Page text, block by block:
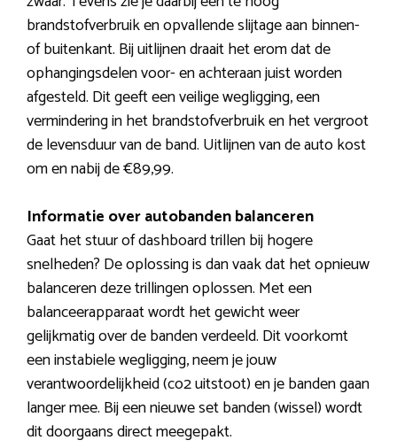
brandstofverbruik en opvallende slijtage aan binnen-
of buitenkant. Bij uitlijnen draait het erom dat de
ophangingsdelen voor- en achteraan juist worden
afgesteld. Dit geeft een veilige wegligging, een
vermindering in het brandstofverbruik en het vergroot
de levensduur van de band. Uitlijnen van de auto kost
om en nabij de €89,99.
Informatie over autobanden balanceren
Gaat het stuur of dashboard trillen bij hogere
snelheden? De oplossing is dan vaak dat het opnieuw
balanceren deze trillingen oplossen. Met een
balanceerapparaat wordt het gewicht weer
gelijkmatig over de banden verdeeld. Dit voorkomt
een instabiele wegligging, neem je jouw
verantwoordelijkheid (co2 uitstoot) en je banden gaan
langer mee. Bij een nieuwe set banden (wissel) wordt
dit doorgaans direct meegepakt.